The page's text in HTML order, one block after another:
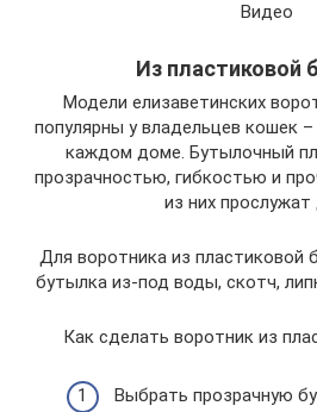
Видео
Из пластиковой
Модели елизаветинских
популярны у владельцев кошек
каждом доме. Бутылочный
прозрачностью, гибкостью и
из них прослужат
Для воротника из пластиковой
бутылка из-под воды, скотч,
Как сделать воротник из
Выбрать прозрачную